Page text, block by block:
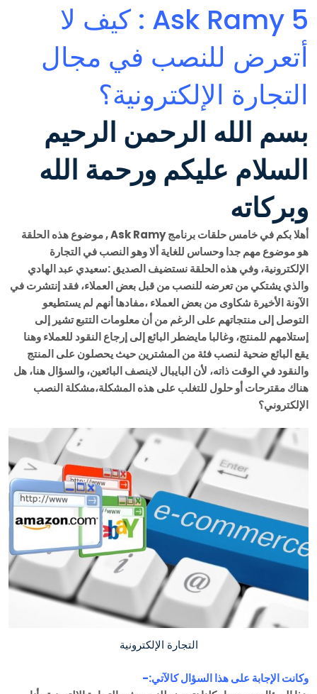
Ask Ramy 5 : كيف لا
أتعرض للنصب في مجال
التجارة الإلكترونية؟
بسم الله الرحمن الرحيم
السلام عليكم ورحمة الله
وبركاته
أهلا بكم في خامس حلقات برنامج Ask Ramy , موضوع هذه الحلقة
هو موضوع مهم جدا وحساس للغاية ألا وهو النصب في التجارة
الإلكترونية، وفي هذه الحلقة نستضيف الصديق :سعيدي عبد الهادي
والذي يشتكي من تعرضه للنصب من قبل بعض العملاء، فقد إنتشرت في
الآونة الأخيرة شكاوى من بعض العملاء ،مفادها أنهم لم يستطيعو
التوصل إلى منتجاتهم على الرغم من أن معلومات التتبع تشير إلى
إستلامهم للمنتج، وغالبا مايضطر البائع إلى إرجاع النقود للعملاء وهنا
يقع البائع ضحية لنصب فئة من المشترين حيث يحصلون على المنتج
والنقود في الوقت ذاته، لأن البايبال لاينصف البائعين، والسؤال هنا، هل
هناك مقترحات أو حلول للتغلب على هذه المشكلة،مشكلة النصب
الإلكتروني؟
التجارة الإلكترونية
وكانت الإجابة على هذا السؤال كالآتي:-